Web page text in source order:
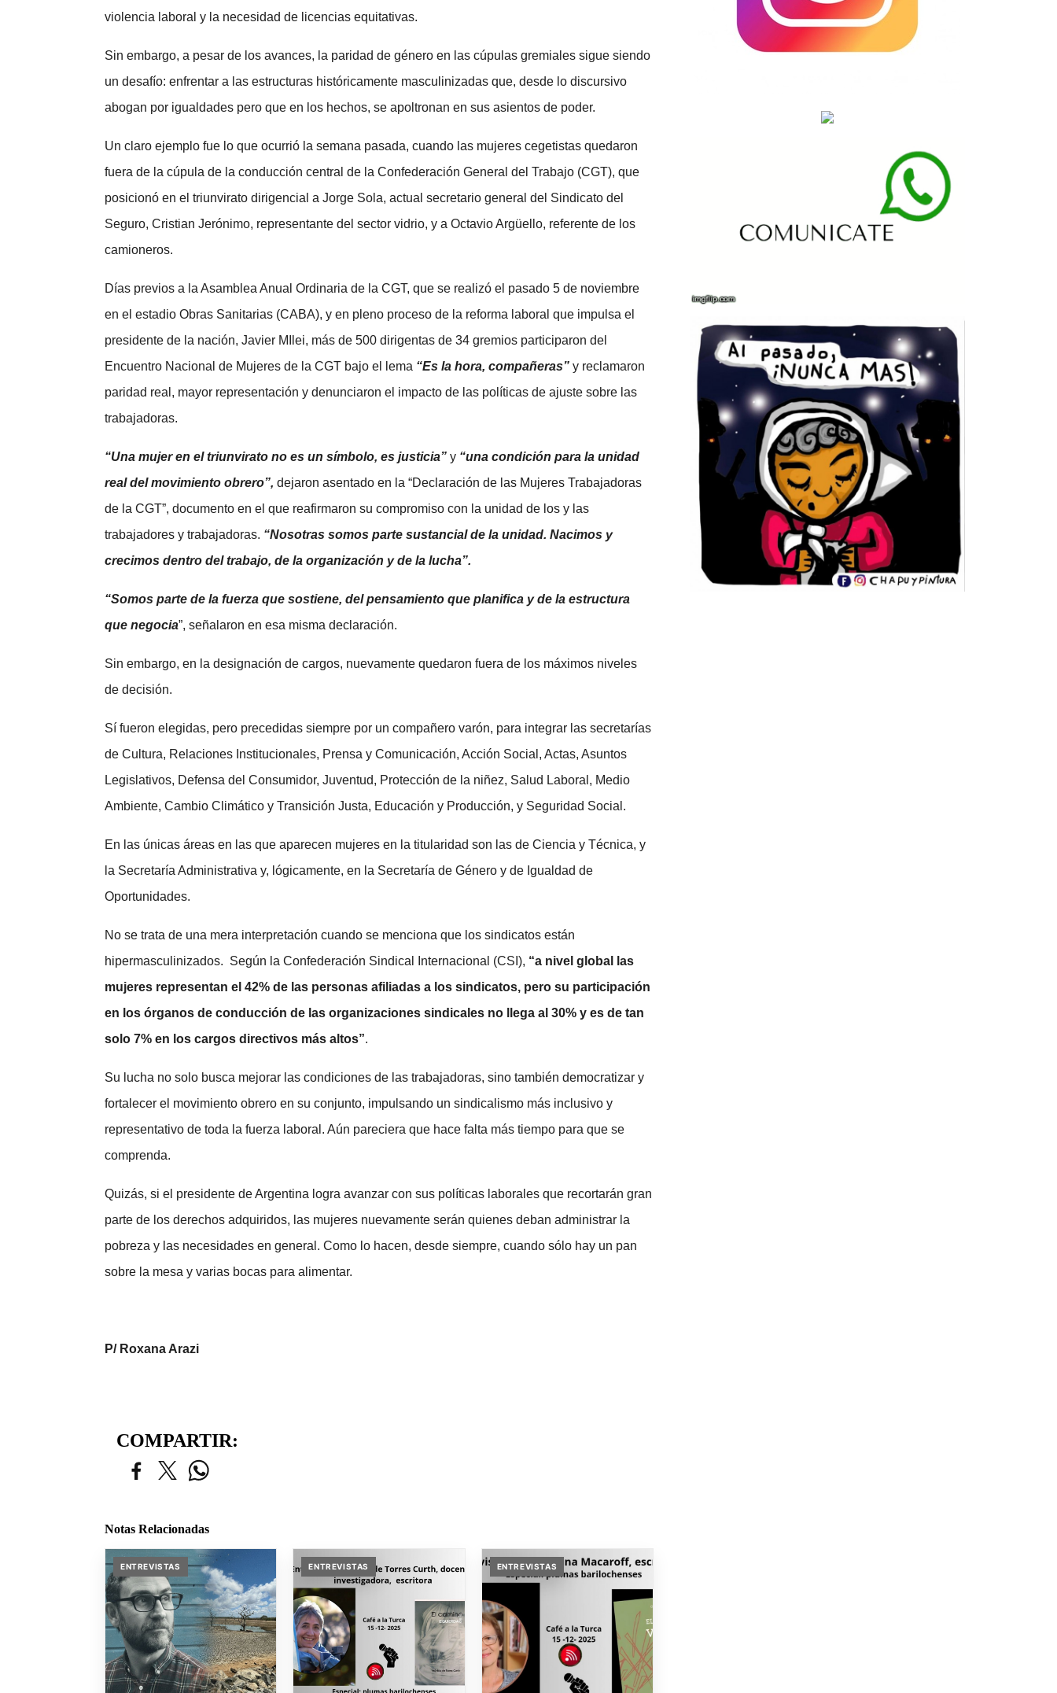
violencia laboral y la necesidad de licencias equitativas.
Sin embargo, a pesar de los avances, la paridad de género en las cúpulas gremiales sigue siendo
un desafío: enfrentar a las estructuras históricamente masculinizadas que, desde lo discursivo
abogan por igualdades pero que en los hechos, se apoltronan en sus asientos de poder.
Un claro ejemplo fue lo que ocurrió la semana pasada, cuando las mujeres cegetistas quedaron
fuera de la cúpula de la conducción central de la Confederación General del Trabajo (CGT), que
posicionó en el triunvirato dirigencial a Jorge Sola, actual secretario general del Sindicato del
Seguro, Cristian Jerónimo, representante del sector vidrio, y a Octavio Argüello, referente de los
camioneros.
Días previos a la Asamblea Anual Ordinaria de la CGT, que se realizó el pasado 5 de noviembre
en el estadio Obras Sanitarias (CABA), y en pleno proceso de la reforma laboral que impulsa el
presidente de la nación, Javier MIlei, más de 500 dirigentas de 34 gremios participaron del
Encuentro Nacional de Mujeres de la CGT bajo el lema “Es la hora, compañeras” y reclamaron
paridad real, mayor representación y denunciaron el impacto de las políticas de ajuste sobre las
trabajadoras.
“Una mujer en el triunvirato no es un símbolo, es justicia” y “una condición para la unidad
real del movimiento obrero”, dejaron asentado en la “Declaración de las Mujeres Trabajadoras
de la CGT”, documento en el que reafirmaron su compromiso con la unidad de los y las
trabajadores y trabajadoras. “Nosotras somos parte sustancial de la unidad. Nacimos y
crecimos dentro del trabajo, de la organización y de la lucha”.
“Somos parte de la fuerza que sostiene, del pensamiento que planifica y de la estructura
que negocia”, señalaron en esa misma declaración.
Sin embargo, en la designación de cargos, nuevamente quedaron fuera de los máximos niveles
de decisión.
Sí fueron elegidas, pero precedidas siempre por un compañero varón, para integrar las secretarías
de Cultura, Relaciones Institucionales, Prensa y Comunicación, Acción Social, Actas, Asuntos
Legislativos, Defensa del Consumidor, Juventud, Protección de la niñez, Salud Laboral, Medio
Ambiente, Cambio Climático y Transición Justa, Educación y Producción, y Seguridad Social.
En las únicas áreas en las que aparecen mujeres en la titularidad son las de Ciencia y Técnica, y
la Secretaría Administrativa y, lógicamente, en la Secretaría de Género y de Igualdad de
Oportunidades.
No se trata de una mera interpretación cuando se menciona que los sindicatos están
hipermasculinizados. Según la Confederación Sindical Internacional (CSI), “a nivel global las
mujeres representan el 42% de las personas afiliadas a los sindicatos, pero su participación
en los órganos de conducción de las organizaciones sindicales no llega al 30% y es de tan
solo 7% en los cargos directivos más altos”.
Su lucha no solo busca mejorar las condiciones de las trabajadoras, sino también democratizar y
fortalecer el movimiento obrero en su conjunto, impulsando un sindicalismo más inclusivo y
representativo de toda la fuerza laboral. Aún pareciera que hace falta más tiempo para que se
comprenda.
Quizás, si el presidente de Argentina logra avanzar con sus políticas laborales que recortarán gran
parte de los derechos adquiridos, las mujeres nuevamente serán quienes deban administrar la
pobreza y las necesidades en general. Como lo hacen, desde siempre, cuando sólo hay un pan
sobre la mesa y varias bocas para alimentar.
P/ Roxana Arazi
COMPARTIR:
Notas Relacionadas
ENTREVISTAS ENTREVISTAS ENTREVISTAS